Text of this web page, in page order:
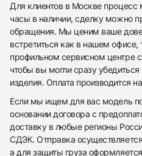
Для клиентов в Москве
часы в наличии, сделку можно
обращения. Мы ценим ваше
встретиться как в нашем
профильном сервисном центре
чтобы вы могли сразу
изделия. Оплата производится
Если мы ищем для вас модель
основании договора с
доставку в любые регионы
СДЭК. Отправка
а для защиты груза